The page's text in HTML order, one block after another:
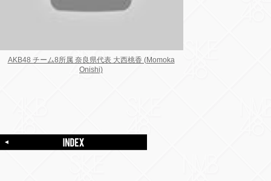
AKB48 チーム8所属 奈良県代表 大西桃香 (Momoka
Onishi)